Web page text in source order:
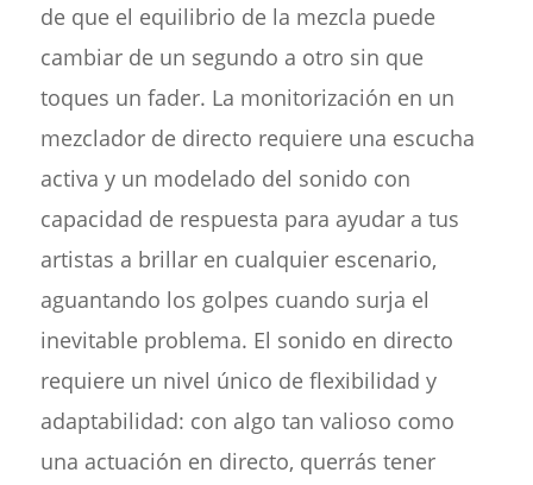
de que el equilibrio de la mezcla puede
cambiar de un segundo a otro sin que
toques un fader. La monitorización en un
mezclador de directo requiere una escucha
activa y un modelado del sonido con
capacidad de respuesta para ayudar a tus
artistas a brillar en cualquier escenario,
aguantando los golpes cuando surja el
inevitable problema. El sonido en directo
requiere un nivel único de flexibilidad y
adaptabilidad: con algo tan valioso como
una actuación en directo, querrás tener